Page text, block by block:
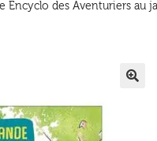
Encyclo des Aventuriers au